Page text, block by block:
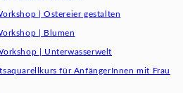
| Ostereier gestalten
| Blumen
| Unterwasserwelt
für AnfängerInnen mit Frau